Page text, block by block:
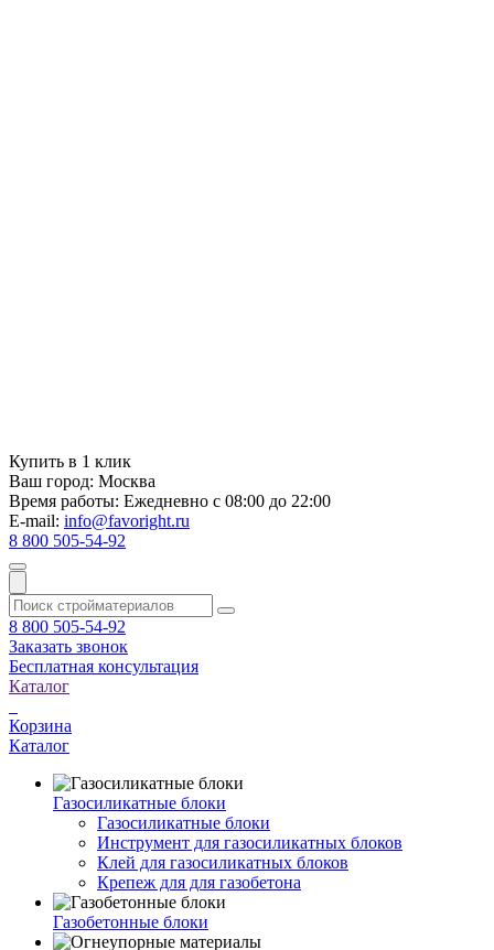
Купить в 1 клик
Ваш город: Москва
Время работы: Ежедневно с 08:00 до 22:00
E-mail: info@favoright.ru
8 800 505-54-92
8 800 505-54-92
Заказать звонок
Бесплатная консультация
Каталог
Корзина
Каталог
Газосиликатные блоки
Газосиликатные блоки
Инструмент для газосиликатных блоков
Клей для газосиликатных блоков
Крепеж для для газобетона
Газобетонные блоки